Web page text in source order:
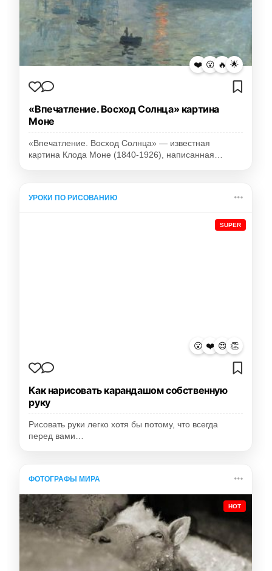
❤️ 😮 🔥 🌟
«Впечатление. Восход Солнца» картина
Моне
«Впечатление. Восход Солнца» — известная
картина Клода Моне (1840-1926), написанная…
УРОКИ ПО РИСОВАНИЮ
SUPER
😮 ❤️ 😍 👏
Как нарисовать карандашом собственную
руку
Рисовать руки легко хотя бы потому, что всегда
перед вами…
ФОТОГРАФЫ МИРА
HOT